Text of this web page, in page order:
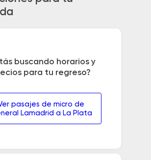
buscando horarios y
para tu regreso?
pasajes de micro de
Lamadrid a La Plata